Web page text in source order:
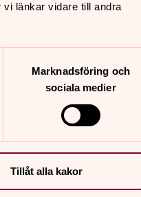
länkar vidare till andra
Marknadsföring och
sociala medier
Tillåt alla kakor
institutioner, nationer
befinner sig.